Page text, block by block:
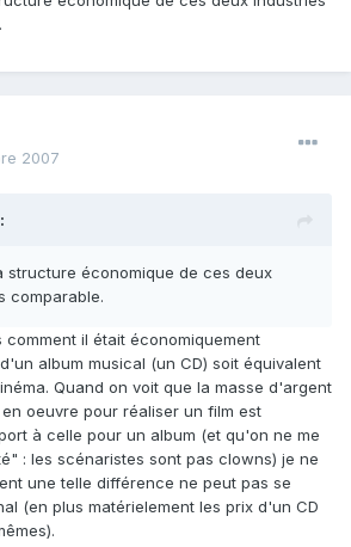
2007
structure économique de ces deux
comparable.
il était économiquement
album musical (un CD) soit équivalent
Quand on voit que la masse d'argent
oeuvre pour réaliser un film est
à celle pour un album (et qu'on ne me
: les scénaristes sont pas clowns) je ne
une telle différence ne peut pas se
(en plus matérielement les prix d'un CD